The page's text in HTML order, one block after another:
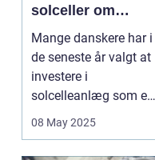
solceller om
vinteren?
Mange danskere har i
de seneste år valgt at
investere i
solcelleanlæg som en
bæred...
08 May 2025